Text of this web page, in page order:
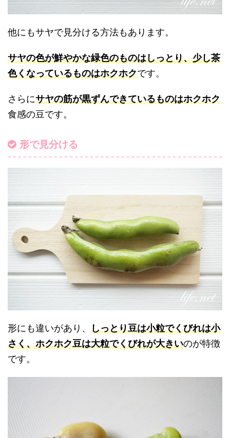
他にもサヤで見分ける方法もあります。
サヤの色が鮮やかな緑色のものはしっとり、少し茶
色くなっているものはホクホクです。
さらにサヤの筋が黒ずんできているものはホクホク
食感の豆です。
形で見分ける
形にも違いがあり、 しっとり豆は小粒でくびれは小
さく、ホクホク豆は大粒でくびれが大きいのが特徴
です。